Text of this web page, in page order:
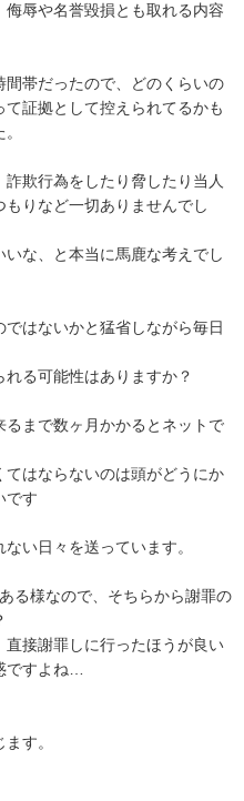
辱や名誉毀損とも取れる内容
帯だったので、どのくらいの
証拠として控えられてるかも
欺行為をしたり脅したり当人
りなど一切ありませんでし
な、と本当に馬鹿な考えでし
はないかと猛省しながら毎日
る可能性はありますか？
まで数ヶ月かかるとネットで
はならないのは頭がどうにか
です
い日々を送っています。
る様なので、そちらから謝罪の
接謝罪しに行ったほうが良い
ですよね…
す。